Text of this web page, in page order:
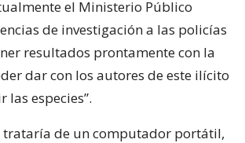
el Ministerio Público
de investigación a las policías
resultados prontamente con la
dar con los autores de este ilícito
especies”.
trataría de un computador portátil,